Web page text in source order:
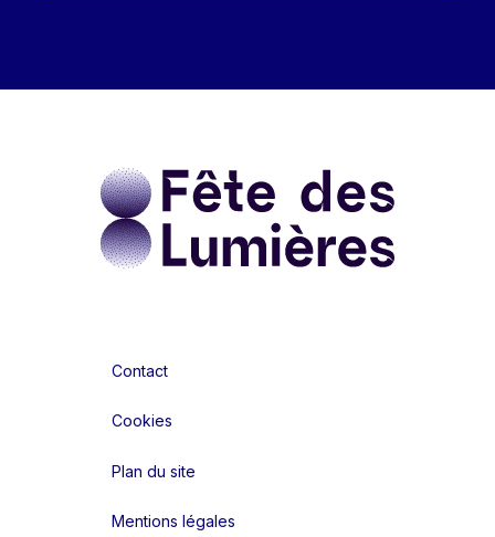
Contact
Cookies
Plan du site
Mentions légales